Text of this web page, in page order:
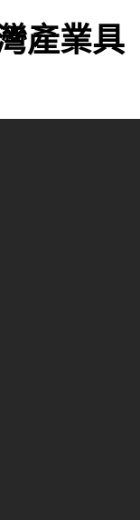
產業具